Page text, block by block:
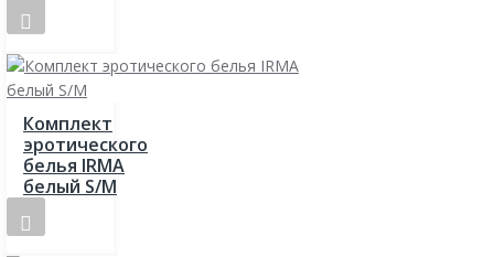
Комплект
эротического
белья IRMA
белый S/M